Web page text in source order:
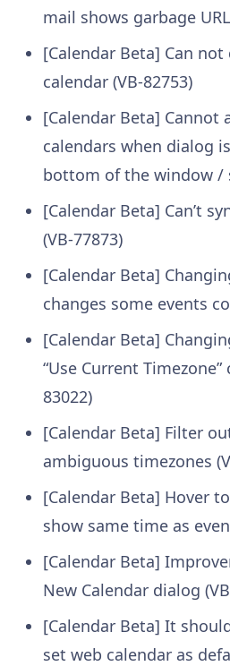
mail shows garbage
[Calendar Beta] Can
calendar (VB-82753)
[Calendar Beta] Cannot
calendars when dialog
bottom of the window /
[Calendar Beta] Can’t
(VB-77873)
[Calendar Beta]
changes some events
[Calendar Beta]
“Use Current
83022)
[Calendar Beta] Filter
ambiguous timezones
[Calendar Beta] Hover
show same time as
[Calendar Beta]
New Calendar dialog
[Calendar Beta] It
set web calendar as